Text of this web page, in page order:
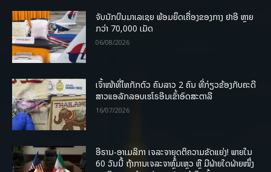
ຈັບນັກບິນມາເລເຊຍ ພ້ອມຍຶດເຄື່ອງຂອງກາງ ຢາອີ ຫຼາຍ
ກວ່າ 70,000 ເມັດ
06/08/2026
ເຈົ້າໜ້າທີ່ໄທກັກຕົວ ຄົນລາວ 2 ຄົນ ທີ່ກ່ຽວຂ້ອງກັບຄະດີ
ສາວແອລັກລອບເຮໂຣອີນເຂົ້າອົດສະຕາລີ
16/07/2026
ອີຣານ-ອາເມລິກາ ເຈລະຈາຍຸດຕິຄວາມຂັດແຍ່ງ! ພາຍໃນ
60 ວັນນີ້ ຖ້າການເຈລະຈາຫຼົ້ມເຫຼວ ຫຼື ມີຝ່າຍໃດຝ່າຍໜຶ່ງ